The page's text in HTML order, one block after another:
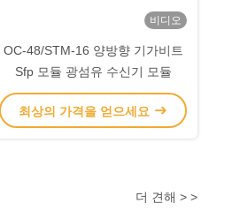
비디오
OC-48/STM-16 양방향 기가비트
Sfp 모듈 광섬유 수신기 모듈
최상의 가격을 얻으세요
더 견해 > >